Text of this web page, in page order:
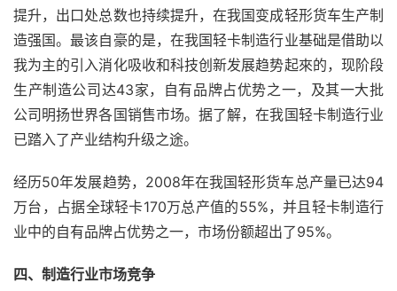
提升，出口处总数也持续提升，在我国变成轻形货车生产制
造强国。最该自豪的是，在我国轻卡制造行业基础是借助以
我为主的引入消化吸收和科技创新发展趋势起來的，现阶段
生产制造公司达43家，自有品牌占优势之一，及其一大批
公司明扬世界各国销售市场。据了解，在我国轻卡制造行业
已踏入了产业结构升级之途。
经历50年发展趋势，2008年在我国轻形货车总产量已达94
万台，占据全球轻卡170万总产值的55%，并且轻卡制造行
业中的自有品牌占优势之一，市场份额超出了95%。
四、制造行业市场竞争